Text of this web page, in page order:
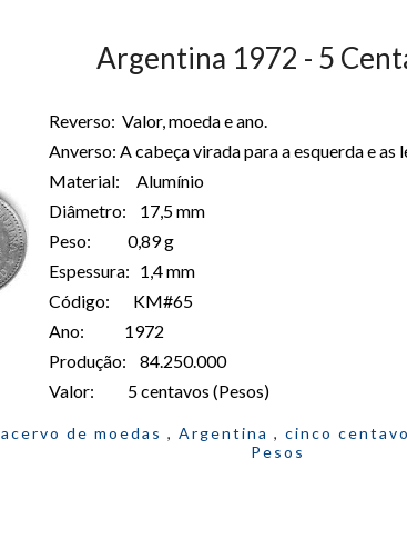
Argentina 1972 - 5
Reverso: Valor, moeda e ano.
Anverso: A cabeça virada para a esquerda e as
Material: Alumínio
Diâmetro: 17,5 mm
Peso: 0,89 g
Espessura: 1,4 mm
Código: KM#65
Ano: 1972
Produção: 84.250.000
Valor: 5 centavos (Pesos)
acervo de moedas , Argentina , cinco
Pesos